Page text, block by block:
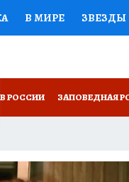
В МИРЕ ЗВЕЗДЫ
РАБОТА У НАС
РОССИИ ЗАПОВЕДНАЯ